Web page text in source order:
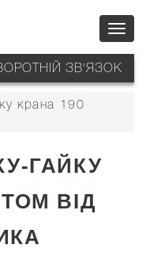
ЗВ'ЯЗОК
крана 190
ГАЙКУ
ВІД